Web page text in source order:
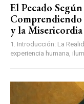
El Pecado
y la
1. Introducción: La
experiencia humana,